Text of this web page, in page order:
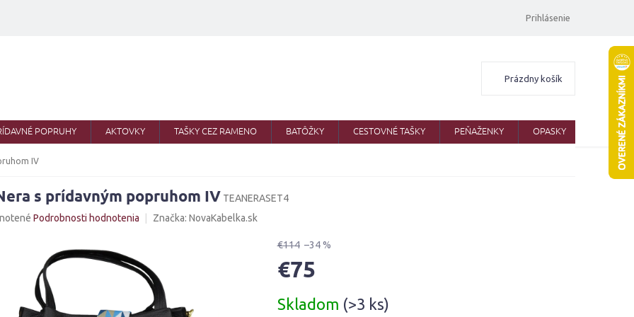
Prihlásenie
Nákupný
Prázdny košík
POPRUHY AKTOVKY TAŠKY CEZ RAMENO BATÔŽKY CESTOVNÉ TAŠKY PEŇAŽENKY OPASKY ŠATKY
IV
s prídavným popruhom IV TEANERASET4
Podrobnosti hodnotenia Značka: NovaKabelka.sk
€114 –34 %
€75
cena:
Skladom (>3 ks)